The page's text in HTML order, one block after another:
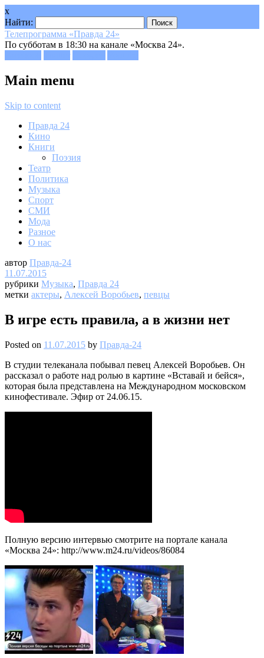
x
Найти:
Телепрограмма «Правда 24»
По субботам в 18:30 на канале «Москва 24».
Main menu
Skip to content
Правда 24
Кино
Книги
Поэзия
Театр
Политика
Музыка
Спорт
СМИ
Мода
Разное
О нас
автор Правда-24
11.07.2015
рубрики Музыка, Правда 24
метки актеры, Алексей Воробьев, певцы
В игре есть правила, а в жизни нет
Posted on 11.07.2015 by Правда-24
В студии телеканала побывал певец Алексей Воробьев. Он
рассказал о работе над ролью в картине «Вставай и бейся»,
которая была представлена на Международном московском
кинофестивале. Эфир от 24.06.15.
Полную версию интервью смотрите на портале канала
«Москва 24»: http://www.m24.ru/videos/86084